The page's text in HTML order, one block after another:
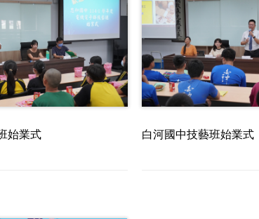
始業式
白河國中技藝班始業式